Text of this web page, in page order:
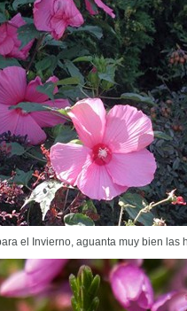
el Invierno, aguanta muy bien las